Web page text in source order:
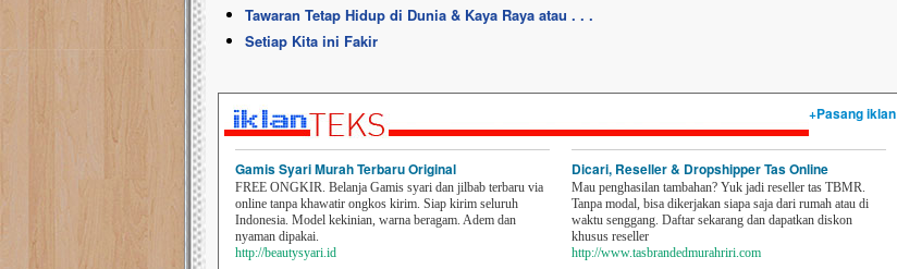
Tawaran Tetap Hidup di Dunia & Kaya Raya atau . . .
Setiap Kita ini Fakir
+Pasang iklan
Gamis Syari Murah Terbaru Original
FREE ONGKIR. Belanja Gamis syari dan jilbab terbaru via
online tanpa khawatir ongkos kirim. Siap kirim seluruh
Indonesia. Model kekinian, warna beragam. Adem dan
nyaman dipakai.
http://beautysyari.id
Dicari, Reseller & Dropshipper Tas Online
Mau penghasilan tambahan? Yuk jadi reseller tas TBMR.
Tanpa modal, bisa dikerjakan siapa saja dari rumah atau di
waktu senggang. Daftar sekarang dan dapatkan diskon
khusus reseller
http://www.tasbrandedmurahriri.com